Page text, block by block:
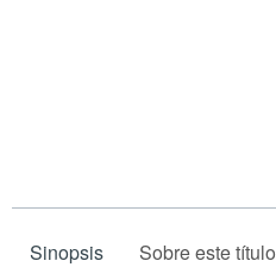
Sinopsis Sobre este título